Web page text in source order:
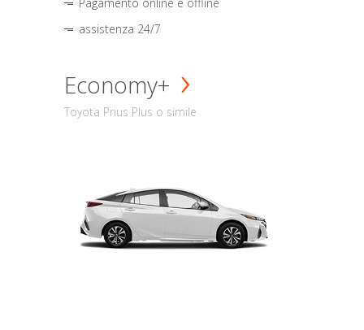
assistenza 24/7
Economy+
Toyota Prius Plus o simile